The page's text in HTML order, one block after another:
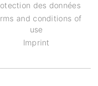
des données
and conditions of
use
Imprint